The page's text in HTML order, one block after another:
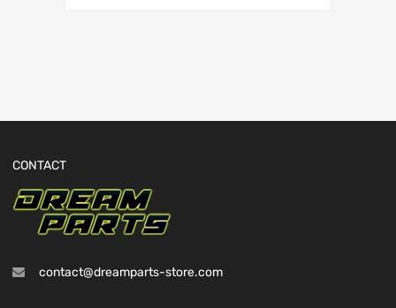
CONTACT
contact@dreamparts-store.com